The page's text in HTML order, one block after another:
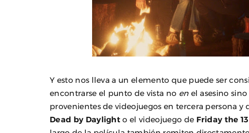
Y esto nos lleva a un elemento que puede ser
encontrarse el punto de vista no en el asesino sino
provenientes de videojuegos en tercera persona y
Dead by Daylight o el videojuego de Friday the